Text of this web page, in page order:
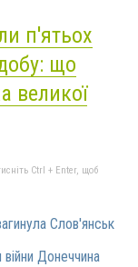
п'ятьох
що
великої
Ctrl + Enter, щоб
Слов'янськ
Донеччина